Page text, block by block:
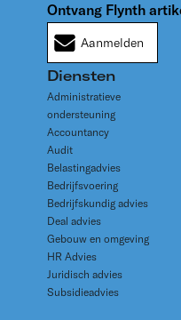
Ontvang Flynth
Aanmelden
Diensten
Administratieve
ondersteuning
Accountancy
Audit
Belastingadvies
Bedrijfsvoering
Bedrijfskundig advies
Deal advies
Gebouw en omgeving
HR Advies
Juridisch advies
Subsidieadvies